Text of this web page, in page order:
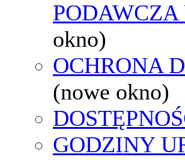
okno)
OCHRONA
(nowe okno)
GODZINY